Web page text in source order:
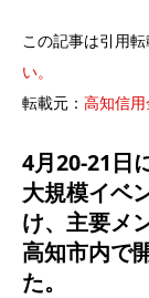
この記事は引用
い。
転載元： 高知信
4月20-21日
大規模イベ
け、主要メ
高知市内で
た。